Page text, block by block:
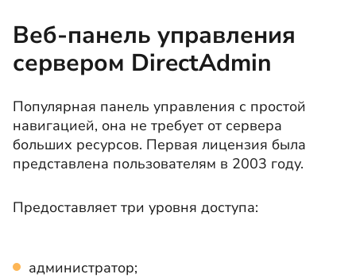
Веб-панель управления
сервером DirectAdmin
Популярная панель управления с простой
навигацией, она не требует от сервера
больших ресурсов. Первая лицензия была
представлена пользователям в 2003 году.
Предоставляет три уровня доступа:
администратор;